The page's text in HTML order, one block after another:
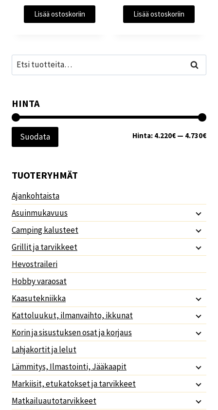
Lisää ostoskoriin Lisää ostoskoriin
Etsi: Haku
HINTA
Suodata Hinta: 4.220€ — 4.730€
TUOTERYHMÄT
Ajankohtaista
Asuinmukavuus
Camping kalusteet
Grillit ja tarvikkeet
Hevostraileri
Hobby varaosat
Kaasutekniikka
Kattoluukut, ilmanvaihto, ikkunat
Korin ja sisustuksen osat ja korjaus
Lahjakortit ja lelut
Lämmitys, Ilmastointi, Jääkaapit
Markiisit, etukatokset ja tarvikkeet
Matkailuautotarvikkeet